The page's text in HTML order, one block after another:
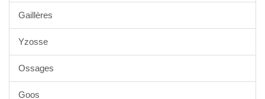
Gaillères
Yzosse
Ossages
Goos